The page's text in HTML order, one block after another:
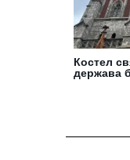
Костел
держава